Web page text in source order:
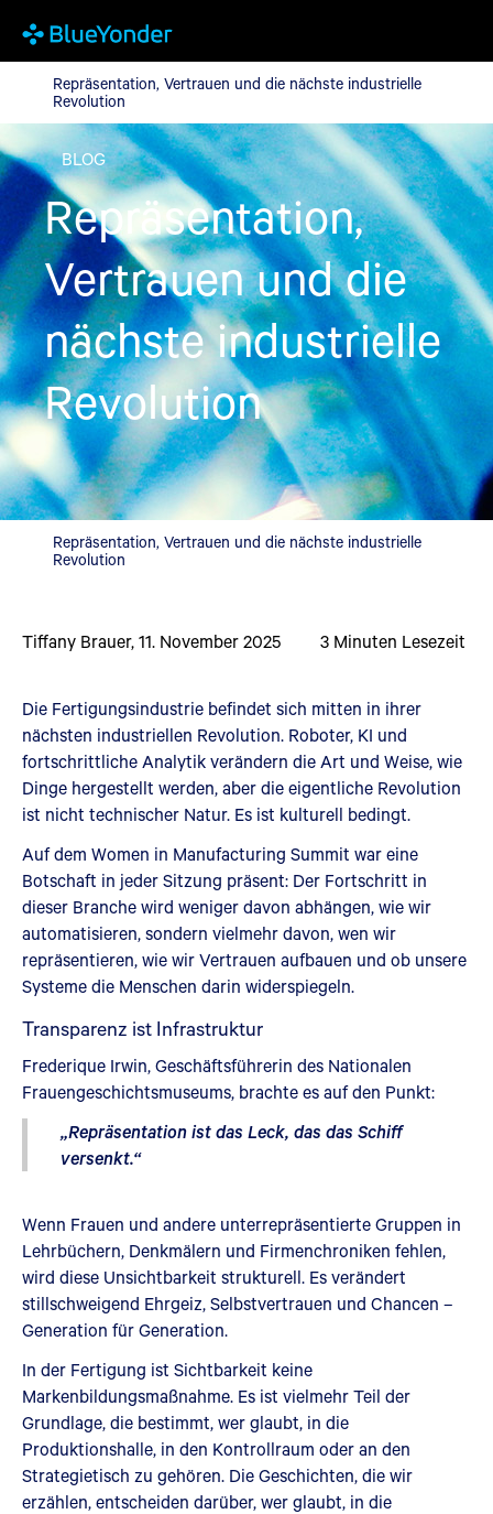
Repräsentation, Vertrauen und die nächste industrielle
Repräsentation, Vertrauen und die nächste industrielle
Revolution
BLOG
Repräsentation,
Vertrauen und die
nächste industrielle
Revolution
Repräsentation, Vertrauen und die nächste industrielle
Revolution
Tiffany Brauer,11. November 2025 3 Minuten Lesezeit
Die Fertigungsindustrie befindet sich mitten in ihrer
nächsten industriellen Revolution. Roboter, KI und
fortschrittliche Analytik verändern die Art und Weise, wie
Dinge hergestellt werden, aber die eigentliche Revolution
ist nicht technischer Natur. Es ist kulturell bedingt.
Auf dem Women in Manufacturing Summit war eine
Botschaft in jeder Sitzung präsent: Der Fortschritt in
dieser Branche wird weniger davon abhängen, wie wir
automatisieren, sondern vielmehr davon, wen wir
repräsentieren, wie wir Vertrauen aufbauen und ob unsere
Systeme die Menschen darin widerspiegeln.
Transparenz ist Infrastruktur
Frederique Irwin, Geschäftsführerin des Nationalen
Frauengeschichtsmuseums, brachte es auf den Punkt:
„Repräsentation ist das Leck, das das Schiff
versenkt.“
Wenn Frauen und andere unterrepräsentierte Gruppen in
Lehrbüchern, Denkmälern und Firmenchroniken fehlen,
wird diese Unsichtbarkeit strukturell. Es verändert
stillschweigend Ehrgeiz, Selbstvertrauen und Chancen –
Generation für Generation.
In der Fertigung ist Sichtbarkeit keine
Markenbildungsmaßnahme. Es ist vielmehr Teil der
Grundlage, die bestimmt, wer glaubt, in die
Produktionshalle, in den Kontrollraum oder an den
Strategietisch zu gehören. Die Geschichten, die wir
erzählen, entscheiden darüber, wer glaubt, in die